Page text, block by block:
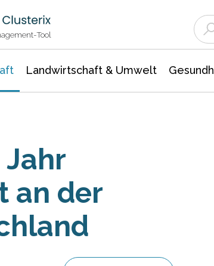
Tool
Landwirtschaft & Umwelt
an der